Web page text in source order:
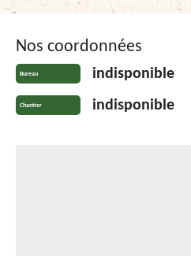
Nos coordonnées
Bureau indisponible
Chantier indisponible